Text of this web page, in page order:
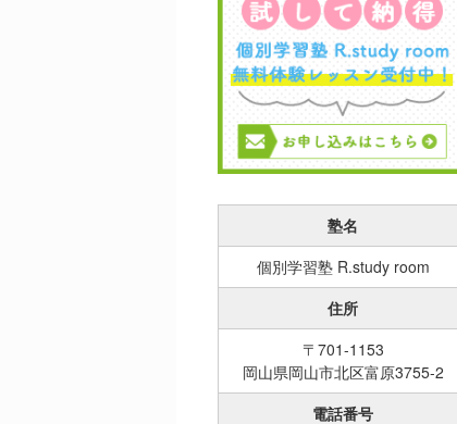
塾名
個別学習塾 R.study room
住所
〒701-1153
岡山県岡山市北区富原3755-2
電話番号